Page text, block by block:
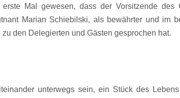
Mal gewesen, dass der Vorsitzende des
Marian Schiebilski, als bewährter und im
den Delegierten und Gästen gesprochen hat.
unterwegs sein, ein Stück des